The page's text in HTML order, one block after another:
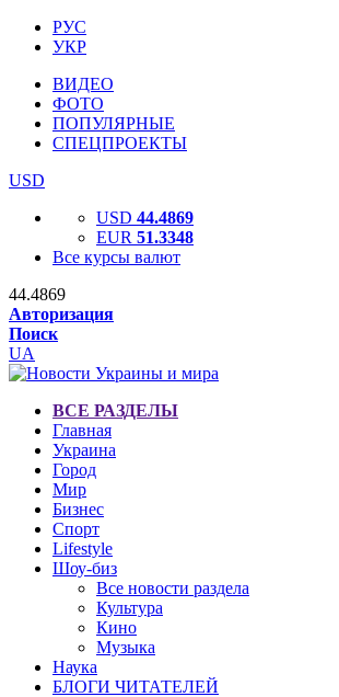
РУС
УКР
ВИДЕО
ФОТО
ПОПУЛЯРНЫЕ
СПЕЦПРОЕКТЫ
USD
USD 44.4869
EUR 51.3348
Все курсы валют
44.4869
Авторизация
Поиск
UA
ВСЕ РАЗДЕЛЫ
Главная
Украина
Город
Мир
Бизнес
Спорт
Lifestyle
Шоу-биз
Все новости раздела
Культура
Кино
Музыка
Наука
БЛОГИ ЧИТАТЕЛЕЙ